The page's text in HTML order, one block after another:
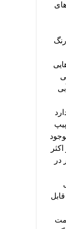
در
45 درجه‌ی قابل
65 و ضخامت